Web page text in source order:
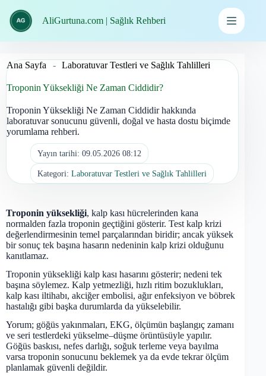
geç
AliGurtuna.com | Sağlık Rehberi
Ana Sayfa - Laboratuvar Testleri ve Sağlık Tahlilleri
Troponin Yüksekliği Ne Zaman Ciddidir?
Troponin Yüksekliği Ne Zaman Ciddidir hakkında
laboratuvar sonucunu güvenli, doğal ve hasta dostu biçimde
yorumlama rehberi.
Yayın tarihi: 09.05.2026 08:12
Kategori: Laboratuvar Testleri ve Sağlık Tahlilleri
Troponin yüksekliği, kalp kası hücrelerinden kana
normalden fazla troponin geçtiğini gösterir. Test kalp krizi
değerlendirmesinin temel parçalarından biridir; ancak yüksek
bir sonuç tek başına hasarın nedeninin kalp krizi olduğunu
kanıtlamaz.
Troponin yüksekliği kalp kası hasarını gösterir; nedeni tek
başına söylemez. Kalp yetmezliği, hızlı ritim bozuklukları,
kalp kası iltihabı, akciğer embolisi, ağır enfeksiyon ve böbrek
hastalığı gibi başka durumlarda da yükselebilir.
Yorum; göğüs yakınmaları, EKG, ölçümün başlangıç zamanı
ve seri testlerdeki yükselme–düşme örüntüsüyle yapılır.
Göğüs baskısı, nefes darlığı, soğuk terleme veya bayılma
varsa troponin sonucunu beklemek ya da evde tekrar ölçüm
planlamak güvenli değildir.